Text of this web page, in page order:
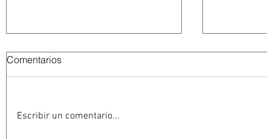
Comentarios
Escribir un comentario...